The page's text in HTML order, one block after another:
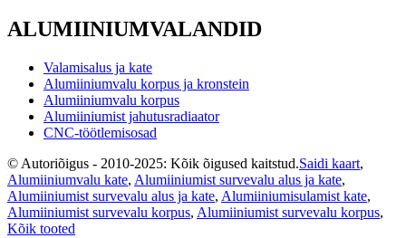
ALUMIINIUMVALANDID
Valamisalus ja kate
Alumiiniumvalu korpus ja kronstein
Alumiiniumvalu korpus
Alumiiniumist jahutusradiaator
CNC-töötlemisosad
© Autoriõigus - 2010-2025: Kõik õigused kaitstud.Saidi kaart,
Alumiiniumvalu kate, Alumiiniumist survevalu alus ja kate,
Alumiiniumist survevalu alus ja kate, Alumiiniumisulamist kate,
Alumiiniumist survevalu korpus, Alumiiniumist survevalu korpus,
Kõik tooted